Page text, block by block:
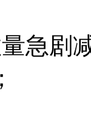
量急